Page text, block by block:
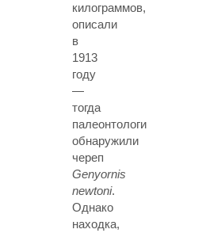
килограммов,
описали
в
1913
году
—
тогда
палеонтологи
обнаружили
череп
Genyornis
newtoni.
Однако
находка,